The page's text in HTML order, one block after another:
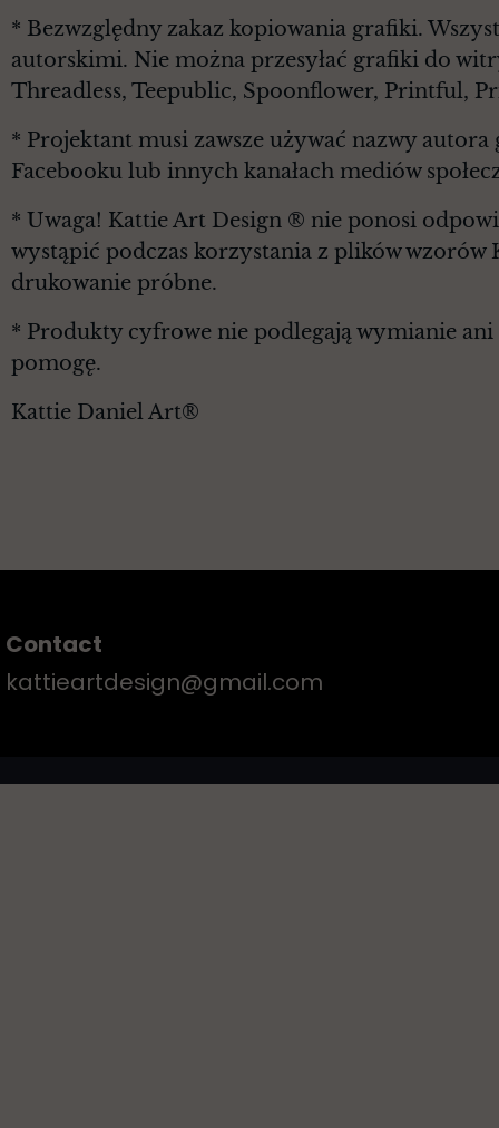
* Bezwzględny zakaz kopiowania grafiki.
autorskimi. Nie można przesyłać grafiki do
Threadless, Teepublic, Spoonflower, Printful,
* Projektant musi zawsze używać nazwy
Facebooku lub innych kanałach mediów
* Uwaga! Kattie Art Design ® nie ponosi
wystąpić podczas korzystania z plików
drukowanie próbne.
* Produkty cyfrowe nie podlegają wymianie
pomogę.
Kattie Daniel Art®
Contact
kattieartdesign@gmail.com